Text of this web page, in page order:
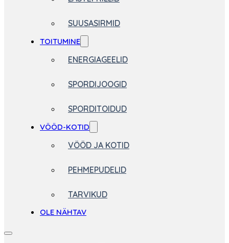
SUUSASIRMID
TOITUMINE
ENERGIAGEELID
SPORDIJOOGID
SPORDITOIDUD
VÖÖD-KOTID
VÖÖD JA KOTID
PEHMEPUDELID
TARVIKUD
OLE NÄHTAV